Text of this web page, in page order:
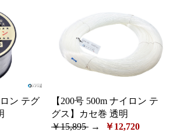
ロン テグ
【200号 500m ナイロン テ
グス】カセ巻 透明
￥15,895 → ￥12,720